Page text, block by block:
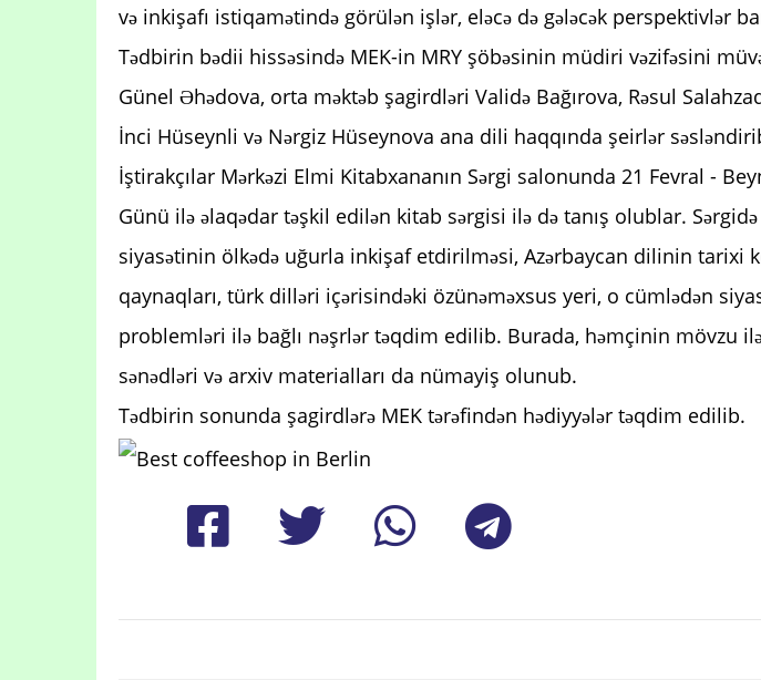
və inkişafı istiqamətində görülən işlər, eləcə də gələcək perspektivlər
Tədbirin bədii hissəsində MEK-in MRY şöbəsinin müdiri vəzifəsini
Günel Əhədova, orta məktəb şagirdləri Validə Bağırova, Rəsul
İnci Hüseynli və Nərgiz Hüseynova ana dili haqqında şeirlər
İştirakçılar Mərkəzi Elmi Kitabxananın Sərgi salonunda 21 Fevral -
Günü ilə əlaqədar təşkil edilən kitab sərgisi ilə də tanış olublar.
siyasətinin ölkədə uğurla inkişaf etdirilməsi, Azərbaycan dilinin tarixi
qaynaqları, türk dilləri içərisindəki özünəməxsus yeri, o cümlədən
problemləri ilə bağlı nəşrlər təqdim edilib. Burada, həmçinin mövzu
sənədləri və arxiv materialları da nümayiş olunub.
Tədbirin sonunda şagirdlərə MEK tərəfindən hədiyyələr təqdim edilib.